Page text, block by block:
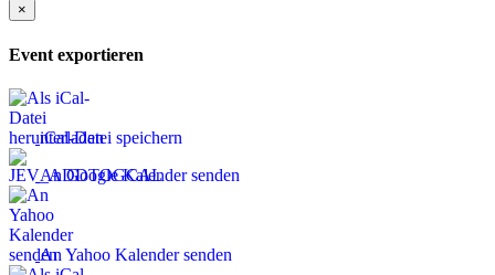
×
Event exportieren
iCal-Datei speichern
An Google Kalender senden
An Yahoo Kalender senden